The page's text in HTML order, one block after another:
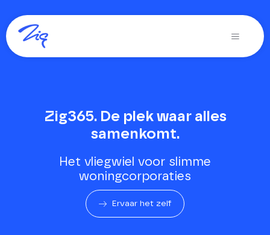
naar
inhoud
Toggle
Zig365. De plek waar alles
samenkomt.
Het vliegwiel voor slimme
woningcorporaties
Ervaar het zelf